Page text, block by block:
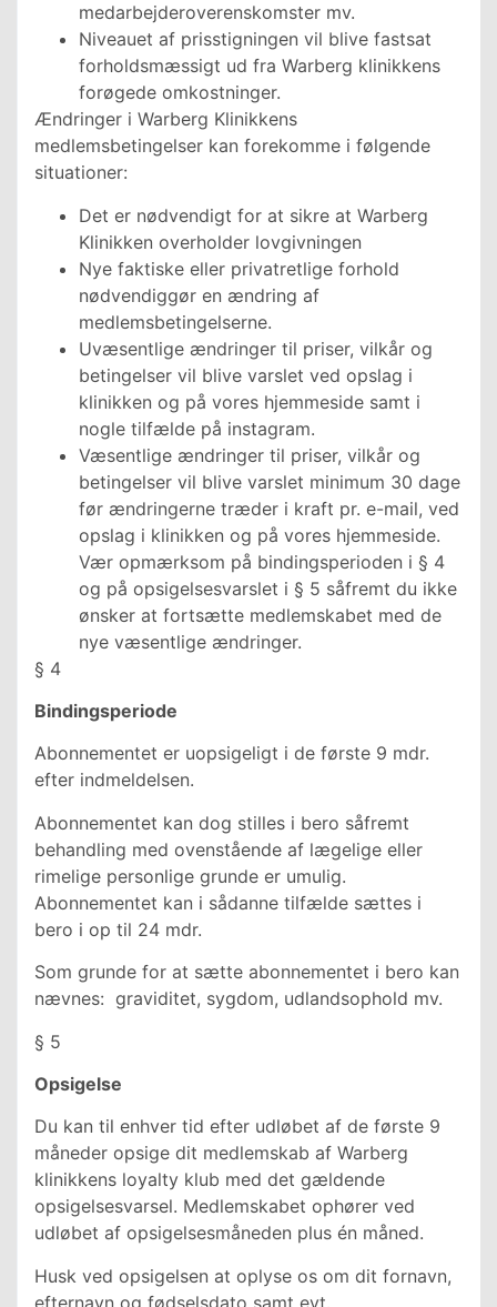
medarbejderoverenskomster mv.
Niveauet af prisstigningen vil blive fastsat
forholdsmæssigt ud fra Warberg klinikkens
forøgede omkostninger.
Ændringer i Warberg Klinikkens
medlemsbetingelser kan forekomme i følgende
situationer:
Det er nødvendigt for at sikre at Warberg
Klinikken overholder lovgivningen
Nye faktiske eller privatretlige forhold
nødvendiggør en ændring af
medlemsbetingelserne.
Uvæsentlige ændringer til priser, vilkår og
betingelser vil blive varslet ved opslag i
klinikken og på vores hjemmeside samt i
nogle tilfælde på instagram.
Væsentlige ændringer til priser, vilkår og
betingelser vil blive varslet minimum 30 dage
før ændringerne træder i kraft pr. e-mail, ved
opslag i klinikken og på vores hjemmeside.
Vær opmærksom på bindingsperioden i § 4
og på opsigelsesvarslet i § 5 såfremt du ikke
ønsker at fortsætte medlemskabet med de
nye væsentlige ændringer.
§ 4
Bindingsperiode
Abonnementet er uopsigeligt i de første 9 mdr.
efter indmeldelsen.
Abonnementet kan dog stilles i bero såfremt
behandling med ovenstående af lægelige eller
rimelige personlige grunde er umulig.
Abonnementet kan i sådanne tilfælde sættes i
bero i op til 24 mdr.
Som grunde for at sætte abonnementet i bero kan
nævnes: graviditet, sygdom, udlandsophold mv.
§ 5
Opsigelse
Du kan til enhver tid efter udløbet af de første 9
måneder opsige dit medlemskab af Warberg
klinikkens loyalty klub med det gældende
opsigelsesvarsel. Medlemskabet ophører ved
udløbet af opsigelsesmåneden plus én måned.
Husk ved opsigelsen at oplyse os om dit fornavn,
efternavn og fødselsdato samt evt.